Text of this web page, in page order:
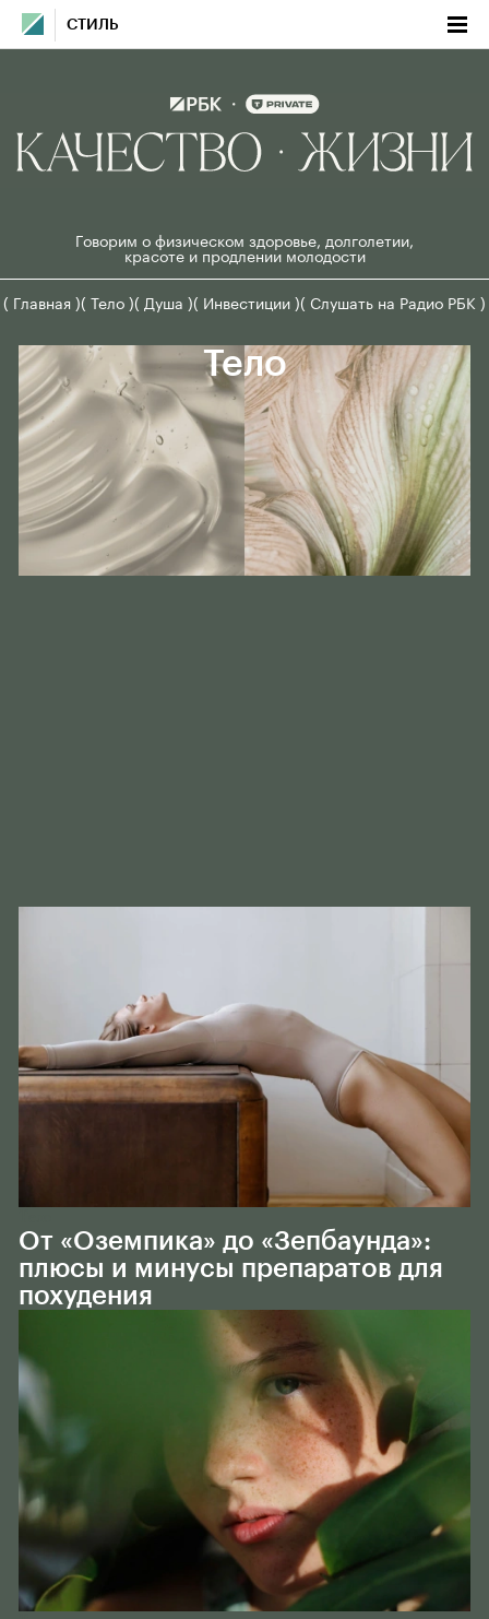
СТИЛЬ
Говорим о физическом здоровье, долголетии,
красоте и продлении молодости
( Главная )( Тело )( Душа )( Инвестиции )( Слушать на Радио РБК )
Тело
От «Оземпика» до «Зепбаунда»:
плюсы и минусы препаратов для
похудения